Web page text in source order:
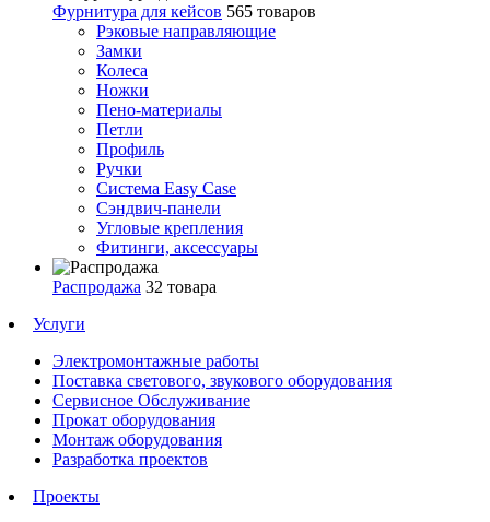
Фурнитура для кейсов 565 товаров
Рэковые направляющие
Замки
Колеса
Ножки
Пено-материалы
Петли
Профиль
Ручки
Система Easy Case
Сэндвич-панели
Угловые крепления
Фитинги, аксессуары
Распродажа 32 товара
Услуги
Электромонтажные работы
Поставка светового, звукового оборудования
Сервисное Обслуживание
Прокат оборудования
Монтаж оборудования
Разработка проектов
Проекты